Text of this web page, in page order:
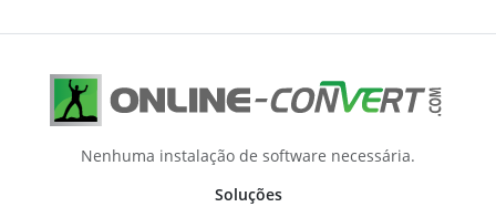
Nenhuma instalação de software necessária.
Soluções